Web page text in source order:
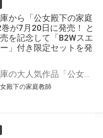
から「公女殿下の家庭
が7月20日に発売！ と
を記念して「B2Wスエ
」付き限定セットを発
殿下の家庭教師